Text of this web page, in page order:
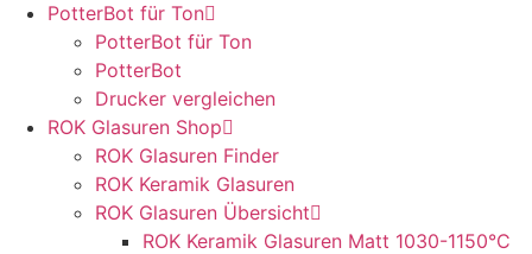
PotterBot für Ton
PotterBot für Ton
PotterBot
Drucker vergleichen
ROK Glasuren Shop
ROK Glasuren Finder
ROK Keramik Glasuren
ROK Glasuren Übersicht
ROK Keramik Glasuren Matt 1030-1150°C